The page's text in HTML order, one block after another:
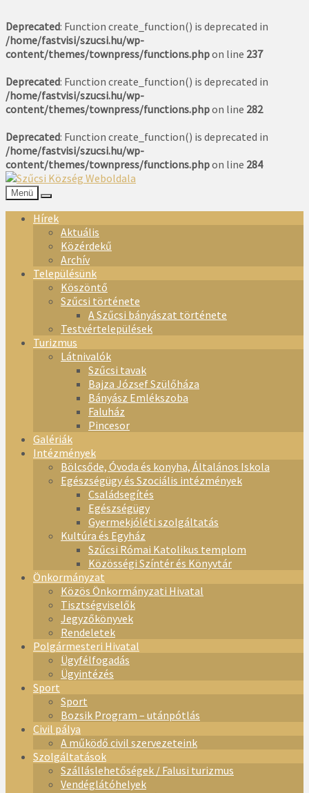
Deprecated: Function create_function() is deprecated in
/home/fastvisi/szucsi.hu/wp-
content/themes/townpress/functions.phpon line 237
Deprecated: Function create_function() is deprecated in
/home/fastvisi/szucsi.hu/wp-
content/themes/townpress/functions.phpon line 282
Deprecated: Function create_function() is deprecated in
/home/fastvisi/szucsi.hu/wp-
content/themes/townpress/functions.phpon line 284
Menü
Hírek
Aktuális
Közérdekű
Archív
Településünk
Köszöntő
Szűcsi története
A Szűcsi bányászat története
Testvértelepülések
Turizmus
Látnivalók
Szűcsi tavak
Bajza József Szülőháza
Bányász Emlékszoba
Faluház
Pincesor
Galériák
Intézmények
Bölcsőde, Óvoda és konyha, Általános Iskola
Egészségügy és Szociális intézmények
Családsegítés
Egészségügy
Gyermekjóléti szolgáltatás
Kultúra és Egyház
Szűcsi Római Katolikus templom
Közösségi Színtér és Könyvtár
Önkormányzat
Közös Önkormányzati Hivatal
Tisztségviselők
Jegyzőkönyvek
Rendeletek
Polgármesteri Hivatal
Ügyfélfogadás
Ügyintézés
Sport
Sport
Bozsik Program – utánpótlás
Civil pálya
A működő civil szervezeteink
Szolgáltatások
Szálláslehetőségek / Falusi turizmus
Vendéglátóhelyek